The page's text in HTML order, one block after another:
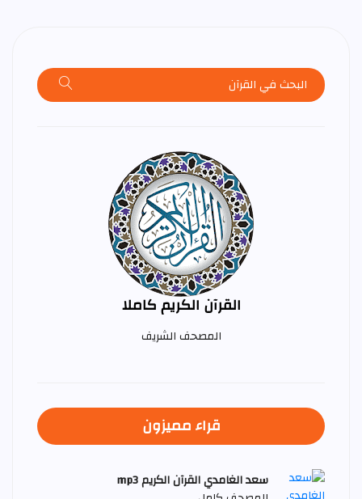
القرآن الكريم كاملا
المصحف الشريف
قراء مميزون
سعد الغامدي القرآن الكريم mp3